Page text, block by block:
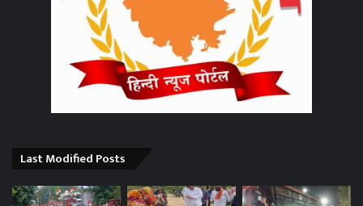
Last Modified Posts